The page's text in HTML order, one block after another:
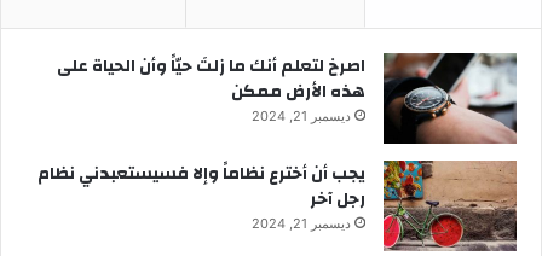
‫اصرخ لتعلم أنك ما زلتَ حيّاً وأن الحياة على
هذه الأرض ممكن
ديسمبر 21, 2024
يجب أن أخترع نظاماً وإلا فسيستعبدني نظام
رجل آخر
ديسمبر 21, 2024